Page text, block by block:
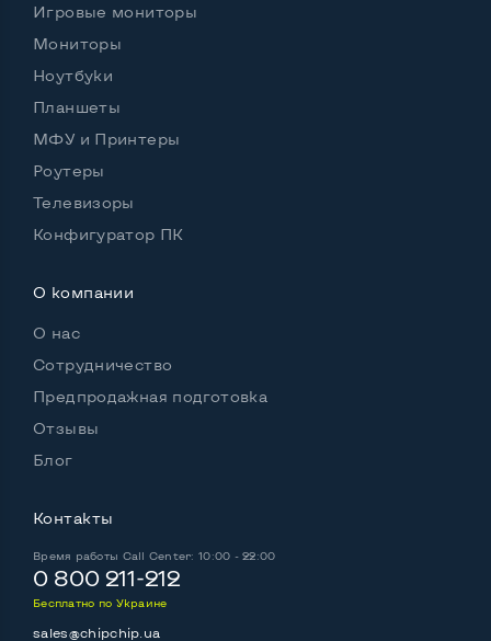
Игровые мониторы
Мониторы
Ноутбуки
Планшеты
МФУ и Принтеры
Роутеры
Телевизоры
Конфигуратор ПК
О компании
О нас
Сотрудничество
Предпродажная подготовка
Отзывы
Блог
Контакты
Время работы Call Center: 10:00 - 22:00
0 800 211-212
Бесплатно по Украине
sales@chipchip.ua